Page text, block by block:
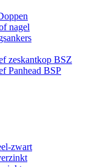
nagel
zeskantkop BSZ
Panhead BSP
zwart